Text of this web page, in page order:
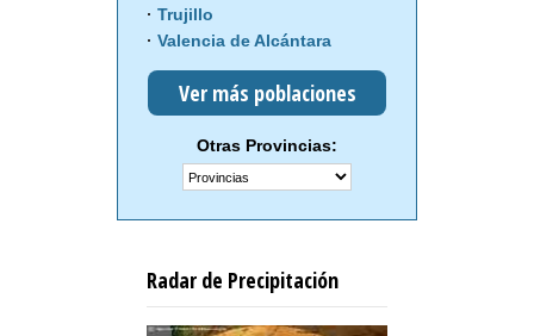
Trujillo
Valencia de Alcántara
Ver más poblaciones
Otras Provincias:
Radar de Precipitación